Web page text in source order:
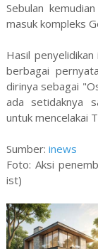
Sebulan
masuk kompleks
Hasil
berbagai
dirinya sebagai
ada setidaknya
untuk mencelakai
Sumber: inews
Foto: Aksi
ist)